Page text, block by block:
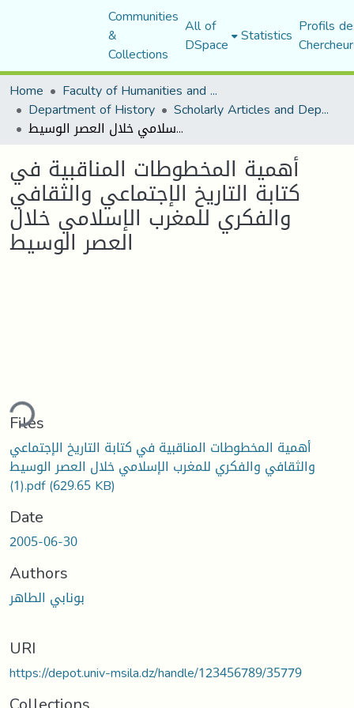
Communities
&
Collections
All of
DSpace Statistics Profils
Home
Faculty of Humanities and Social Sciences
Department of History Scholarly Articles and Department Publications
أهمية المخطوطات المناقبية في كتابة التاريخ الإجتماعي والثقافي والفكري للمغرب الإسلامي خلال العصر الوسيط
أهمية المخطوطات المناقبية في
كتابة التاريخ الإجتماعي والثقافي
والفكري للمغرب الإسلامي خلال
العصر الوسيط
Files
أهمية المخطوطات المناقبية في كتابة التاريخ الإجتماعي
والثقافي والفكري للمغرب الإسلامي خلال العصر الوسيط
(1).pdf(629.65 KB)
Date
2005-06-30
Authors
بونابي الطاهر
URI
https://depot.univ-msila.dz/handle/123456789/35779